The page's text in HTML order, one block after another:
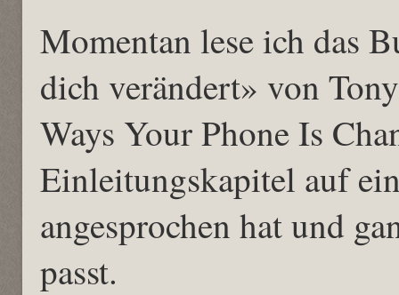
Momentan lese ich das
dich verändert» von
Ways Your Phone Is
Einleitungskapitel auf
angesprochen hat und
passt.